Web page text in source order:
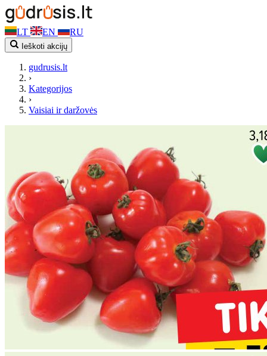
LT EN RU
Ieškoti akcijų
gudrusis.lt
›
Kategorijos
›
Vaisiai ir daržovės